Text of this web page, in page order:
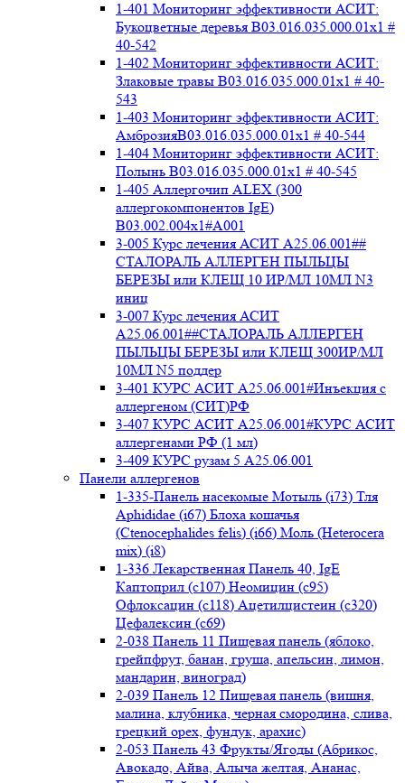
1-401 Мониторинг эффективности АСИТ:
Букоцветные деревья B03.016.035.000.01x1 #
40-542
1-402 Мониторинг эффективности АСИТ:
Злаковые травы B03.016.035.000.01x1 # 40-
543
1-403 Мониторинг эффективности АСИТ:
АмброзияB03.016.035.000.01x1 # 40-544
1-404 Мониторинг эффективности АСИТ:
Полынь B03.016.035.000.01x1 # 40-545
1-405 Аллергочип ALEX (300
аллергокомпонентов IgE)
В03.002.004x1#А001
3-005 Курс лечения АСИТ А25.06.001##
СТАЛОРАЛЬ АЛЛЕРГЕН ПЫЛЬЦЫ
БЕРЕЗЫ или КЛЕЩ 10 ИР/МЛ 10МЛ N3
иниц
3-007 Курс лечения АСИТ
А25.06.001##СТАЛОРАЛЬ АЛЛЕРГЕН
ПЫЛЬЦЫ БЕРЕЗЫ или КЛЕЩ 300ИР/МЛ
10МЛ N5 поддер
3-401 КУРС АСИТ А25.06.001#Инъекция с
аллергеном (СИТ)РФ
3-407 КУРС АСИТ А25.06.001#КУРС АСИТ
аллергенами РФ (1 мл)
3-409 КУРС рузам 5 А25.06.001
Панели аллергенов
1-335-Панель насекомые Мотыль (i73) Тля
Aphididae (i67) Блоха кошачья
(Ctenocephalides felis) (i66) Моль (Heterocera
mix) (i8)
1-336 Лекарственная Панель 40, IgE
Каптоприл (с107) Неомицин (c95)
Офлоксацин (с118) Ацетилцистеин (с320)
Цефалексин (с69)
2-038 Панель 11 Пищевая панель (яблоко,
грейпфрут, банан, груша, апельсин, лимон,
мандарин, виноград)
2-039 Панель 12 Пищевая панель (вишня,
малина, клубника, черная смородина, слива,
грецкий орех, фундук, арахис)
2-053 Панель 43 Фрукты/Ягоды (Абрикос,
Авокадо, Айва, Алыча желтая, Ананас,